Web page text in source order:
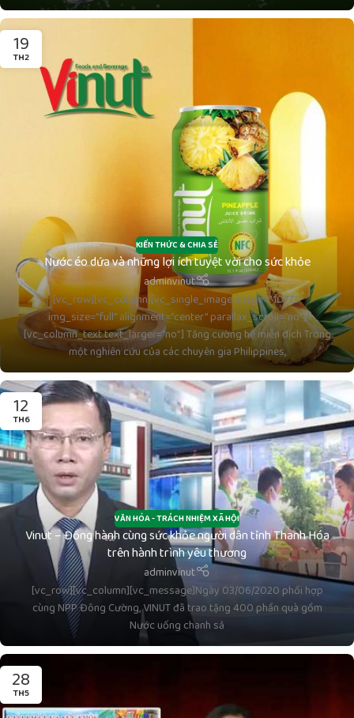
19
TH2
KIẾN THỨC & CHIA SẺ
Nước éo dứa và những lợi ích tuyệt vời cho sức khỏe
adminvinut
[vc_row][vc_column][vc_single_image image=”10773″
img_size=”full” alignment=”center” parallax_scroll=”no”]
[vc_column_text text_larger=”no”] Tăng cường hệ miễn dịch Trong
một nghiên cứu của các chuyên gia Philippines,
12
TH6
VĂN HÓA - TRÁCH NHIỆM XÃ HỘI
Vinut – Đồng hành cùng sức khỏe người dân tỉnh Thanh Hóa
trên hành trình yêu thương
adminvinut
[vc_row][vc_column][vc_message]Ngày 03/06/2020 phối hợp
cùng NPP Đông Cường, VINUT đã trao tặng 400 phần quà gồm
Nước uống chanh sả
28
TH5